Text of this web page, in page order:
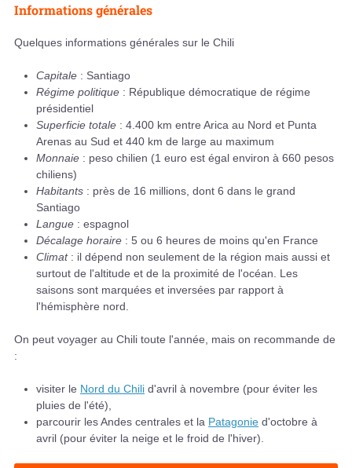
Informations générales
Quelques informations générales sur le Chili
Capitale : Santiago
Régime politique : République démocratique de régime
présidentiel
Superficie totale : 4.400 km entre Arica au Nord et Punta
Arenas au Sud et 440 km de large au maximum
Monnaie : peso chilien (1 euro est égal environ à 660 pesos
chiliens)
Habitants : près de 16 millions, dont 6 dans le grand
Santiago
Langue : espagnol
Décalage horaire : 5 ou 6 heures de moins qu'en France
Climat: il dépend non seulement de la région mais aussi et
surtout de l'altitude et de la proximité de l'océan. Les
saisons sont marquées et inversées par rapport à
l'hémisphère nord.
On peut voyager au Chili toute l'année, mais on recommande de
:
visiter le Nord du Chili d'avril à novembre (pour éviter les
pluies de l'été),
parcourir les Andes centrales et la Patagonie d'octobre à
avril (pour éviter la neige et le froid de l'hiver).